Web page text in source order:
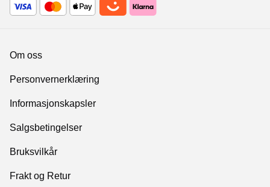
Om oss
Personvernerklæring
Informasjonskapsler
Salgsbetingelser
Bruksvilkår
Frakt og Retur